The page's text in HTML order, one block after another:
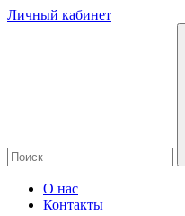
Личный кабинет
О нас
Контакты